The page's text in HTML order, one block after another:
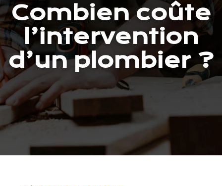
Combien coûte
l’intervention
d’un plombier ?